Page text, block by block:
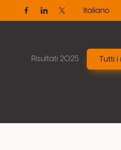
FacebookLinkedinTwitter / X
Italiano
Risultati 2025 Tutti i